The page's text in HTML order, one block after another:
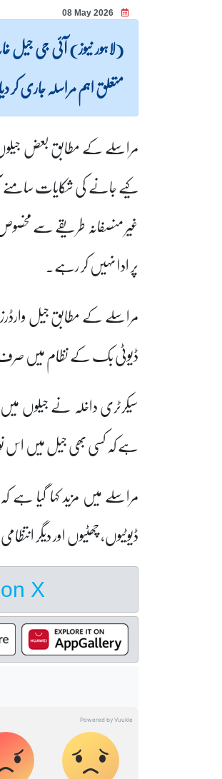
08 May 2026
(لاہور نیوز) آئی جی جیل
متعلق اہم مراسلہ جاری
مراسلے کے مطابق بعض
کیے جانے کی شکایات سامنے
غیر منصفانہ طریقے سے مخصوص
پر ادا نہیں کر رہے۔
مراسلے کے مطابق جیل
ڈیوٹی بک کے نظام میں صرف
سیکرٹری داخلہ نے جیلوں
ہے کہ کسی بھی جیل میں اس
مراسلے میں مزید کہا گیا ہے
ڈیوٹیوں، چھٹیوں اور دیگر
on X